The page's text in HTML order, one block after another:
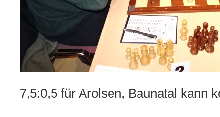
7,5:0,5 für Arolsen, Baunatal kann